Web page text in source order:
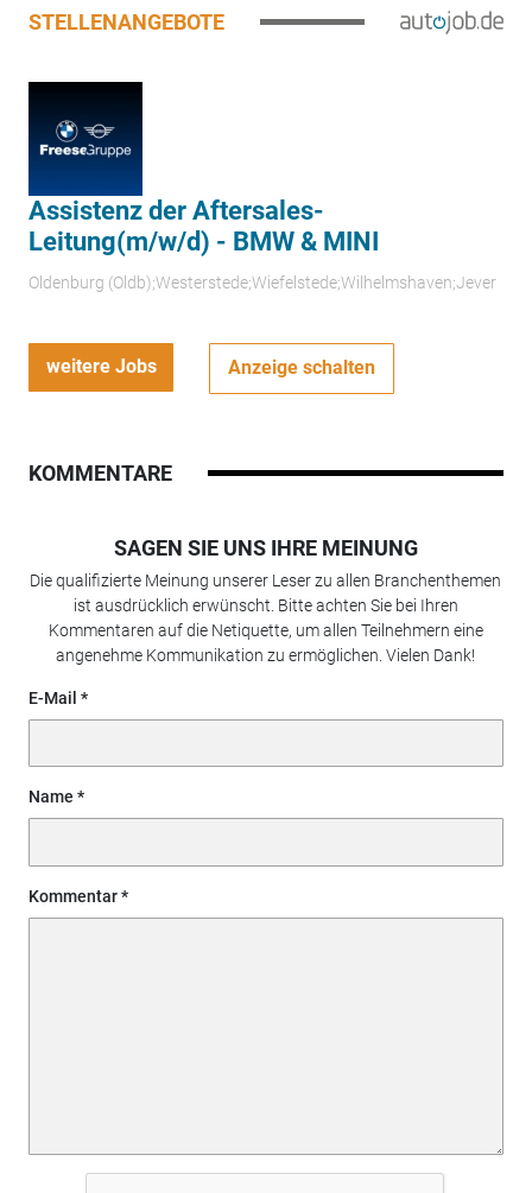
STELLENANGEBOTE
Assistenz der Aftersales-
Leitung(m/w/d) - BMW & MINI
Oldenburg (Oldb);Westerstede;Wiefelstede;Wilhelmshaven;Jever
weitere Jobs Anzeige schalten
KOMMENTARE
SAGEN SIE UNS IHRE MEINUNG
Die qualifizierte Meinung unserer Leser zu allen Branchenthemen
ist ausdrücklich erwünscht. Bitte achten Sie bei Ihren
Kommentaren auf die Netiquette, um allen Teilnehmern eine
angenehme Kommunikation zu ermöglichen. Vielen Dank!
E-Mail
Name
Kommentar